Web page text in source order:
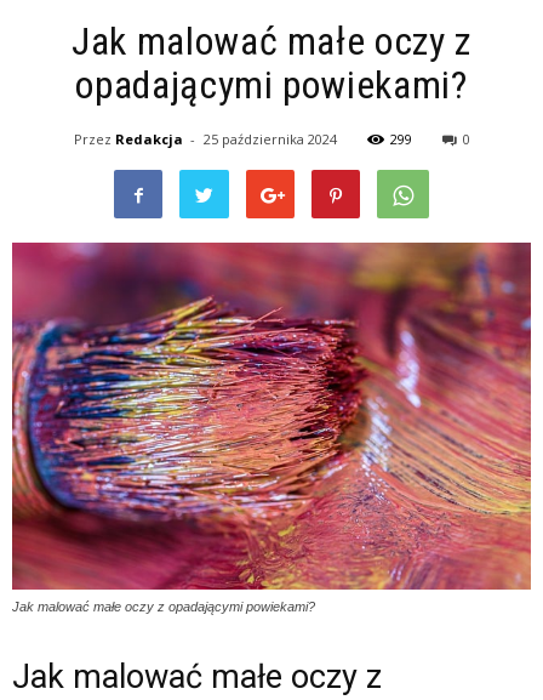
Jak malować małe oczy z
opadającymi powiekami?
Przez Redakcja - 25 października 2024 299 0
Jak malować małe oczy z opadającymi powiekami?
Jak malować małe oczy z